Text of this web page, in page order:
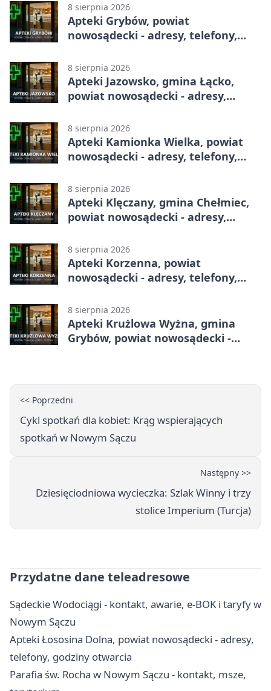
8 sierpnia 2026
Apteki Grybów, powiat
nowosądecki - adresy, telefony,
8 sierpnia 2026
Apteki Jazowsko, gmina Łącko,
powiat nowosądecki - adresy,
8 sierpnia 2026
Apteki Kamionka Wielka, powiat
nowosądecki - adresy, telefony,
8 sierpnia 2026
Apteki Klęczany, gmina Chełmiec,
powiat nowosądecki - adresy,
8 sierpnia 2026
Apteki Korzenna, powiat
nowosądecki - adresy, telefony,
8 sierpnia 2026
Apteki Krużlowa Wyżna, gmina
Grybów, powiat nowosądecki -
<< Poprzedni
Cykl spotkań dla kobiet: Krąg wspierających
spotkań w Nowym Sączu
Następny >>
Dziesięciodniowa wycieczka: Szlak Winny i trzy
stolice Imperium (Turcja)
Przydatne dane teleadresowe
Sądeckie Wodociągi - kontakt, awarie, e-BOK i taryfy w
Nowym Sączu
Apteki Łososina Dolna, powiat nowosądecki - adresy,
telefony, godziny otwarcia
Parafia św. Rocha w Nowym Sączu - kontakt, msze,